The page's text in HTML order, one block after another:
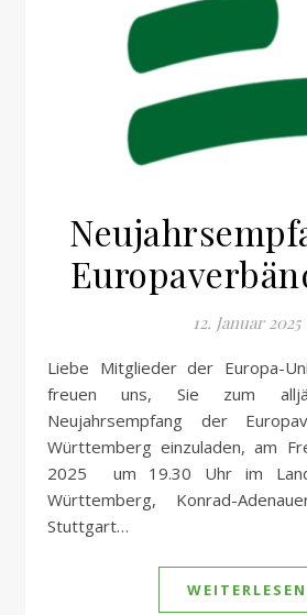
12. Januar 2025
Liebe Mitglieder der Europa-Union Stuttgart, wir
freuen uns, Sie zum
Neujahrsempfang der
Württemberg einzuladen, am
2025 um 19.30 Uhr im
Württemberg, Konrad-
Stuttgart…
WEITERLESEN